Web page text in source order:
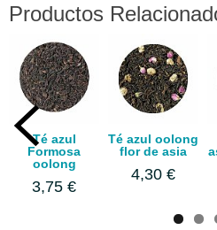
Productos
Té azul
Formosa
oolong
3,75 €
Té azul oolong
flor de asia
4,30 €